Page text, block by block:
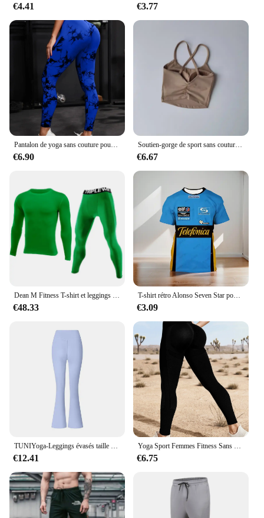
€4.41 €3.77
Pantalon de yoga sans couture pour femme, collants push-up taille haute, leggings de sport, vêtements d'entraînement de fitness, nouveau
€6.90
Soutien-gorge de sport sans couture pour femme, haut de fitness, yoga, course à pied, sous-vêtements de sport, push-up, noir, beauté
€6.67
Dean M Fitness T-shirt et leggings de sport à manches longues pour hommes, survêtements de course, ensemble de yoga, ski, basket-ball, vêtements de football trempés, 96
€48.33
T-shirt rétro Alonso Seven Star pour hommes, col rond, manches courtes, course de rue en plein air, sports pour enfants, séchage rapide, été, 2024
€3.09
€12.41 €6.75